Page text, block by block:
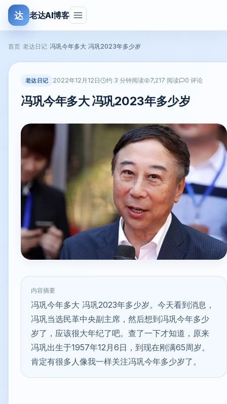
达 老达AI博客
首页 老达日记 冯巩今年多大 冯巩2023年多少岁
老达日记 2022年12月12日 约 3 分钟阅读 7,217 阅读 0 评论
冯巩今年多大 冯巩2023年多少岁
内容摘要
冯巩今年多大 冯巩2023年多少岁。今天看到消息，
冯巩当选民革中央副主席，然后想到冯巩今年多少
岁了，应该很大年纪了吧。查了一下才知道，原来
冯巩出生于1957年12月6日，到现在刚满65周岁。
肯定有很多人像我一样关注冯巩今年多少岁了。